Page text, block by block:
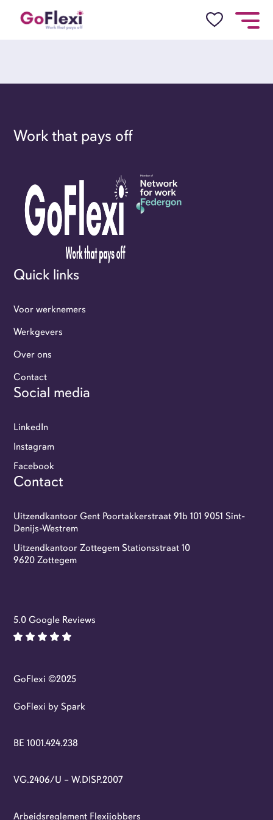
Werkgevers
Flexi-jobbers
Over ons
Contact
GoFlexi portaal
Flexi-jobs
Work that pays off
Quick links
Voor werknemers
Werkgevers
Over ons
Contact
Social media
LinkedIn
Instagram
Facebook
Contact
Uitzendkantoor Gent Poortakkerstraat 91b 101 9051 Sint-
Denijs-Westrem
Uitzendkantoor Zottegem Stationsstraat 10
9620 Zottegem
5.0 Google Reviews
GoFlexi ©2025
GoFlexi by Spark
BE 1001.424.238
VG.2406/U – W.DISP.2007
Arbeidsreglement Flexijobbers